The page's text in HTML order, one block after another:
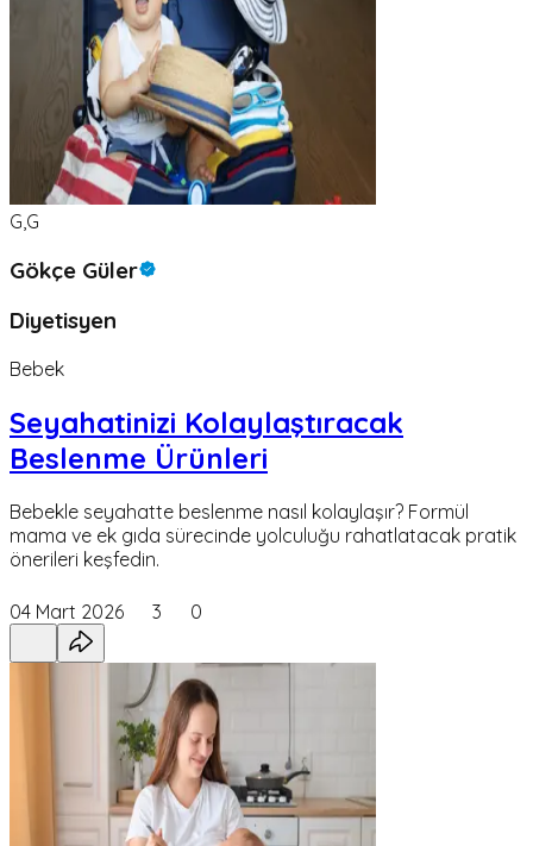
G,G
Gökçe Güler
Diyetisyen
Bebek
Seyahatinizi Kolaylaştıracak
Beslenme Ürünleri
Bebekle seyahatte beslenme nasıl kolaylaşır? Formül
mama ve ek gıda sürecinde yolculuğu rahatlatacak pratik
önerileri keşfedin.
04 Mart 2026 3 0